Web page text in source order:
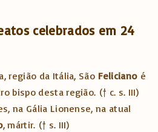
celebrados em 24
região da Itália, São Felicianoé
bispo desta região. († c. s. III)
na Gália Lionense, na atual
, mártir. († s. III)